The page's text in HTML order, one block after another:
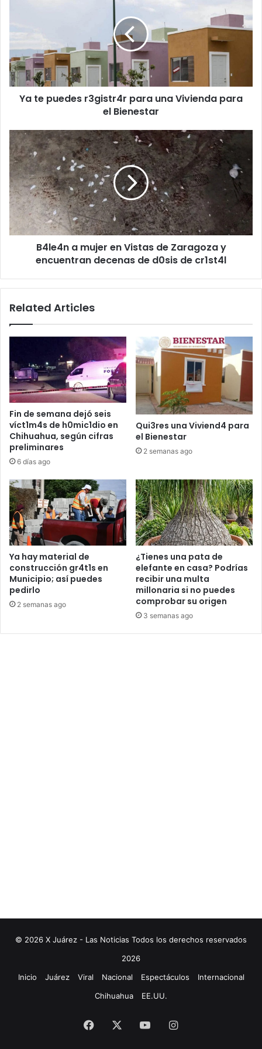
una
Vivienda
para
el
Bienestar
Ya te puedes r3gistr4r para una Vivienda para
el Bienestar
B4le4n
a
mujer
en
Vistas
de
Zaragoza
encuentran
decenasB4le4n a mujer en Vistas de Zaragoza y
encuentran decenas de d0sis de cr1st4l
Related Articles
Fin de semana dejó seis
víct1m4s de h0mic1dio en
Chihuahua, según cifras
preliminares
6 días ago
Qui3res una Viviend4 para
el Bienestar
2 semanas ago
Ya hay material de
construcción gr4t1s en
Municipio; así puedes
pedirlo
2 semanas ago
¿Tienes una pata de
elefante en casa? Podrías
recibir una multa
millonaria si no puedes
comprobar su origen
3 semanas ago
© 2026 X Juárez - Las Noticias Todos los derechos reservados
2026
Inicio
Juárez Viral Nacional Espectáculos
Internacional
Chihuahua
EE.UU.
Facebook YouTubeInstagram